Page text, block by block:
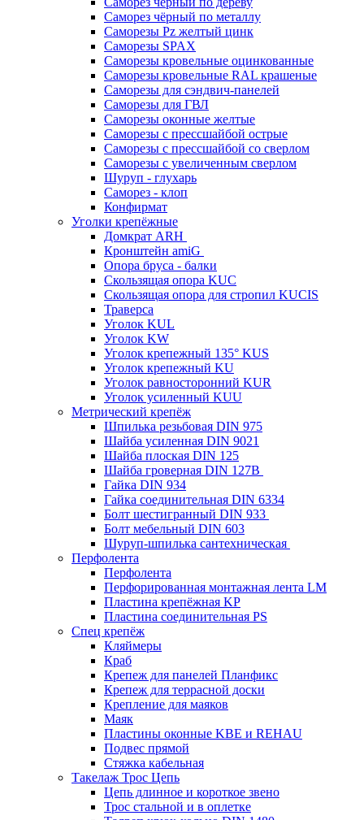
Саморез чёрный по металлу
Саморезы Pz желтый цинк
Саморезы SPAX
Саморезы кровельные оцинкованные
Саморезы кровельные RAL крашеные
Саморезы для сэндвич-панелей
Саморезы для ГВЛ
Саморезы оконные желтые
Саморезы с прессшайбой острые
Саморезы с прессшайбой со сверлом
Саморезы с увеличенным сверлом
Шуруп - глухарь
Саморез - клоп
Конфирмат
Уголки крепёжные
Домкрат ARH
Кронштейн amiG
Опора бруса - балки
Скользящая опора KUC
Скользящая опора для стропил KUCIS
Траверса
Уголок KUL
Уголок KW
Уголок крепежный 135° KUS
Уголок крепежный KU
Уголок равносторонний KUR
Уголок усиленный KUU
Метрический крепёж
Шпилька резьбовая DIN 975
Шайба усиленная DIN 9021
Шайба плоская DIN 125
Шайба гроверная DIN 127B
Гайка DIN 934
Гайка соединительная DIN 6334
Болт шестигранный DIN 933
Болт мебельный DIN 603
Шуруп-шпилька сантехническая
Перфолента
Перфолента
Перфорированная монтажная лента LM
Пластина крепёжная KP
Пластина соединительная PS
Спец крепёж
Кляймеры
Краб
Крепеж для панелей Планфикс
Крепеж для террасной доски
Крепление для маяков
Маяк
Пластины оконные KBE и REHAU
Подвес прямой
Стяжка кабельная
Такелаж Трос Цепь
Цепь длинное и короткое звено
Трос стальной и в оплетке